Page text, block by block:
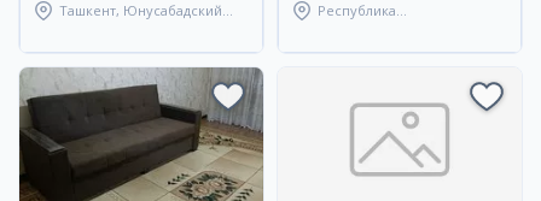
Ташкент, Юнусабадский
Республика
Берунийский район